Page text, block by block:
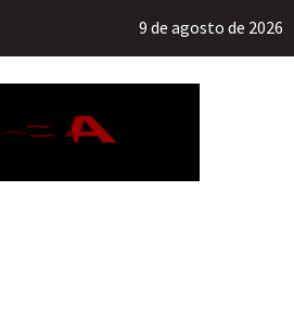
9 de agosto de 2026